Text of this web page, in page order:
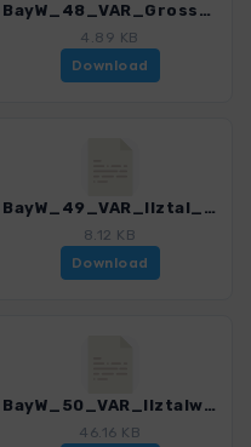
BayW_48_VAR_Grosser Falkenstein_Zwieseler Waldhaus_4225_8.gpx
4.89 KB
Download
BayW_49_VAR_Ilztal_4225_8.gpx
8.12 KB
Download
BayW_50_VAR_Ilztalwanderung_4225_8.gpx
46.16 KB